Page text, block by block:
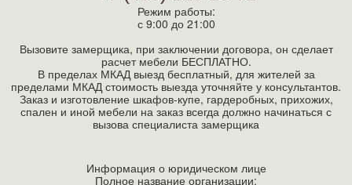
Режим работы:
с 9:00 до 21:00
Вызовите замерщика, при заключении договора, он сделает
расчет мебели БЕСПЛАТНО.
В пределах МКАД выезд бесплатный, для жителей за
пределами МКАД стоимость выезда уточняйте у консультантов.
Заказ и изготовление шкафов-купе, гардеробных, прихожих,
спален и иной мебели на заказ всегда должно начинаться с
вызова специалиста замерщика
Информация о юридическом лице
Полное название организации: